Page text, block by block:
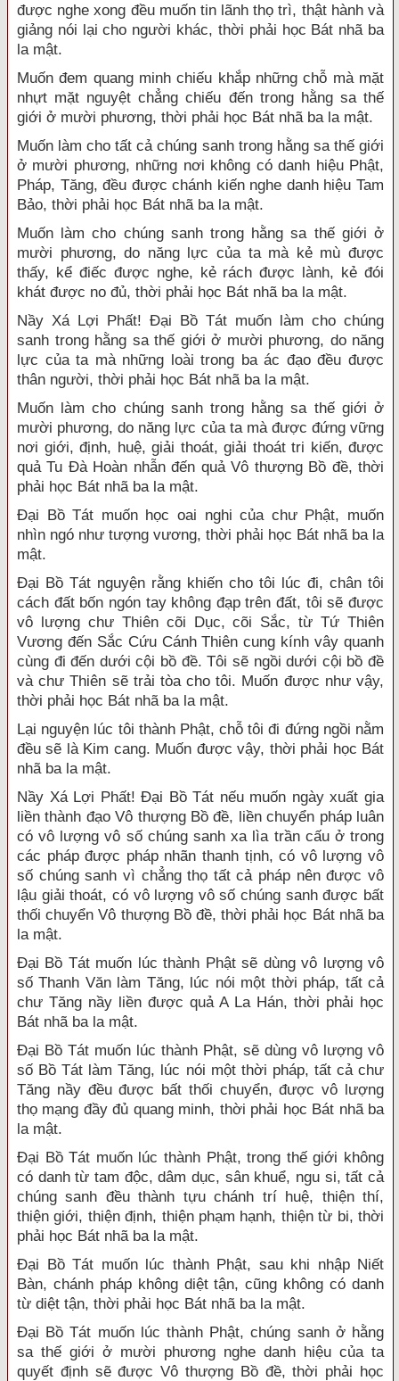
được nghe xong đều muốn tin lãnh thọ trì, thật hành và
giảng nói lại cho người khác, thời phải học Bát nhã ba
la mật.
Muốn đem quang minh chiếu khắp những chỗ mà mặt
nhựt mặt nguyệt chẳng chiếu đến trong hằng sa thế
giới ở mười phương, thời phải học Bát nhã ba la mật.
Muốn làm cho tất cả chúng sanh trong hằng sa thế giới
ở mười phương, những nơi không có danh hiệu Phật,
Pháp, Tăng, đều được chánh kiến nghe danh hiệu Tam
Bảo, thời phải học Bát nhã ba la mật.
Muốn làm cho chúng sanh trong hằng sa thế giới ở
mười phương, do năng lực của ta mà kẻ mù được
thấy, kể điếc được nghe, kẻ rách được lành, kẻ đói
khát được no đủ, thời phải học Bát nhã ba la mật.
Nầy Xá Lợi Phất! Đại Bồ Tát muốn làm cho chúng
sanh trong hằng sa thế giới ở mười phương, do năng
lực của ta mà những loài trong ba ác đạo đều được
thân người, thời phải học Bát nhã ba la mật.
Muốn làm cho chúng sanh trong hằng sa thế giới ở
mười phương, do năng lực của ta mà được đứng vững
nơi giới, định, huệ, giải thoát, giải thoát tri kiến, được
quả Tu Đà Hoàn nhẫn đến quả Vô thượng Bồ đề, thời
phải học Bát nhã ba la mật.
Đại Bồ Tát muốn học oai nghi của chư Phật, muốn
nhìn ngó như tượng vương, thời phải học Bát nhã ba la
mật.
Đại Bồ Tát nguyện rằng khiến cho tôi lúc đi, chân tôi
cách đất bốn ngón tay không đạp trên đất, tôi sẽ được
vô lượng chư Thiên cõi Dục, cõi Sắc, từ Tứ Thiên
Vương đến Sắc Cứu Cánh Thiên cung kính vây quanh
cùng đi đến dưới cội bồ đề. Tôi sẽ ngồi dưới cội bồ đề
và chư Thiên sẽ trải tòa cho tôi. Muốn được như vậy,
thời phải học Bát nhã ba la mật.
Lại nguyện lúc tôi thành Phật, chỗ tôi đi đứng ngồi nằm
đều sẽ là Kim cang. Muốn được vậy, thời phải học Bát
nhã ba la mật.
Nầy Xá Lợi Phất! Đại Bồ Tát nếu muốn ngày xuất gia
liền thành đạo Vô thượng Bồ đề, liền chuyển pháp luân
có vô lượng vô số chúng sanh xa lìa trần cấu ở trong
các pháp được pháp nhãn thanh tịnh, có vô lượng vô
số chúng sanh vì chẳng thọ tất cả pháp nên được vô
lậu giải thoát, có vô lượng vô số chúng sanh được bất
thối chuyển Vô thượng Bồ đề, thời phải học Bát nhã ba
la mật.
Đại Bồ Tát muốn lúc thành Phật sẽ dùng vô lượng vô
số Thanh Văn làm Tăng, lúc nói một thời pháp, tất cả
chư Tăng nầy liền được quả A La Hán, thời phải học
Bát nhã ba la mật.
Đại Bồ Tát muốn lúc thành Phật, sẽ dùng vô lượng vô
số Bồ Tát làm Tăng, lúc nói một thời pháp, tất cả chư
Tăng nầy đều được bất thối chuyển, được vô lượng
thọ mạng đầy đủ quang minh, thời phải học Bát nhã ba
la mật.
Đại Bồ Tát muốn lúc thành Phật, trong thế giới không
có danh từ tam độc, dâm dục, sân khuể, ngu si, tất cả
chúng sanh đều thành tựu chánh trí huệ, thiện thí,
thiện giới, thiện định, thiện phạm hạnh, thiện từ bi, thời
phải học Bát nhã ba la mật.
Đại Bồ Tát muốn lúc thành Phật, sau khi nhập Niết
Bàn, chánh pháp không diệt tận, cũng không có danh
từ diệt tận, thời phải học Bát nhã ba la mật.
Đại Bồ Tát muốn lúc thành Phật, chúng sanh ở hằng
sa thế giới ở mười phương nghe danh hiệu của ta
quyết định sẽ được Vô thượng Bồ đề, thời phải học